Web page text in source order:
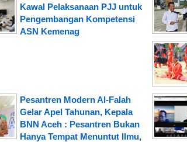
Kawal Pelaksanaan PJJ untuk
Pengembangan Kompetensi
ASN Kemenag
Pesantren Modern Al-Falah
Gelar Apel Tahunan, Kepala
BNN Aceh : Pesantren Bukan
Hanya Tempat Menuntut Ilmu,